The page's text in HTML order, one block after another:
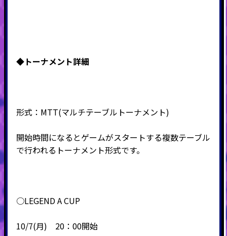
◆トーナメント詳細
形式： MTT(マルチテーブルトーナメント)
開始時間になるとゲームがスタートする複数テーブル
で行われるトーナメント形式です。
○LEGEND A CUP
10/7(月) 20：00開始